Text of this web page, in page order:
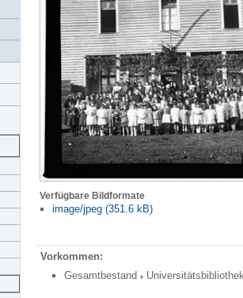
Verfügbare Bildformate
image/jpeg (351.6 kB)
Vorkommen:
Gesamtbestand